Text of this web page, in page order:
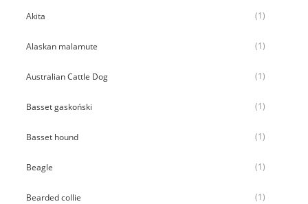
Akita (1)
Alaskan malamute (1)
Australian Cattle Dog (1)
Basset gaskoński (1)
Basset hound (1)
Beagle (1)
Bearded collie (1)